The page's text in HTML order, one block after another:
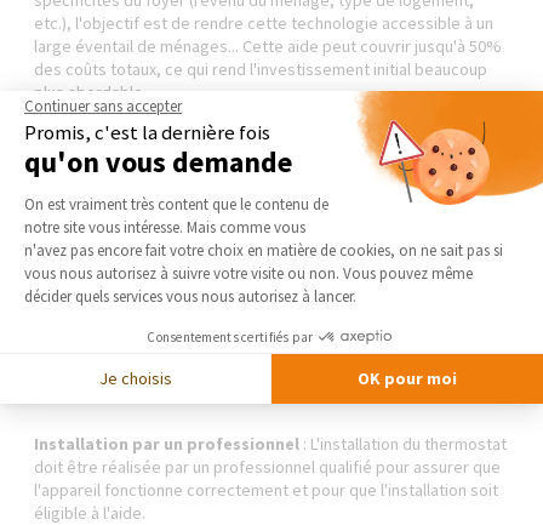
etc.), l'objectif est de rendre cette technologie accessible à un
large éventail de ménages... Cette aide peut couvrir jusqu'à 50%
des coûts totaux, ce qui rend l'investissement initial beaucoup
plus abordable.
Pour bénéficier de cette aide, il y a plusieurs critères à
Propriété du logement: Vous devez être propriétaire du
logement ou bien le louer, avec l'accord du propriétaire pour
effectuer les améliorations.
Conformité du matériel: Le thermostat connecté acheté doit
répondre à certaines normes techniques spécifiées par le
gouvernement pour garantir son efficacité énergétique.
Installation par un professionnel : L'installation du thermostat
doit être réalisée par un professionnel qualifié pour assurer que
l'appareil fonctionne correctement et pour que l'installation soit
éligible à l'aide.
Continuer sans accepter
Promis, c'est la dernière fois
qu'on vous demande
Plateforme de Gestion du
On est vraiment très content que le contenu de
notre site vous intéresse. Mais comme vous
n'avez pas encore fait votre choix en matière de cookies, on ne sait pas si
vous nous autorisez à suivre votre visite ou non. Vous pouvez même
décider quels services vous nous autorisez à lancer.
Consentements certifiés par
Je choisis OK pour moi
Axeptio consent